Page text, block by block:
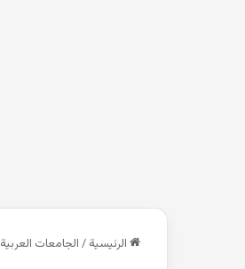
الرئيسية / الجامعات العربية